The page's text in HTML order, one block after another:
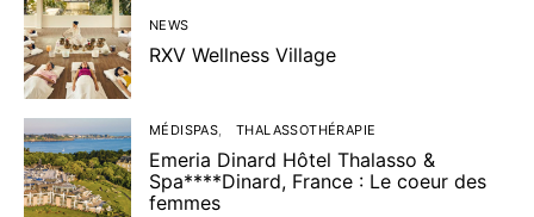
NEWS
RXV Wellness Village
MÉDISPAS THALASSOTHÉRAPIE
Emeria Dinard Hôtel Thalasso &
Spa****Dinard, France : Le coeur des
femmes